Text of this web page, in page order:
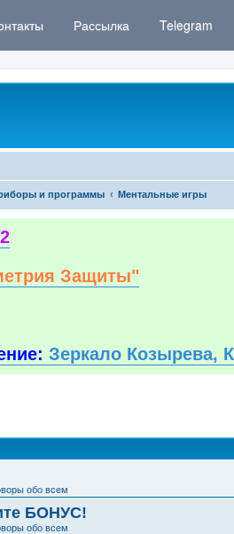
Рассылка Telegram
и программы Ментальные игры
Защиты"
Зеркало Козырева,
обо всем
БОНУС!
обо всем